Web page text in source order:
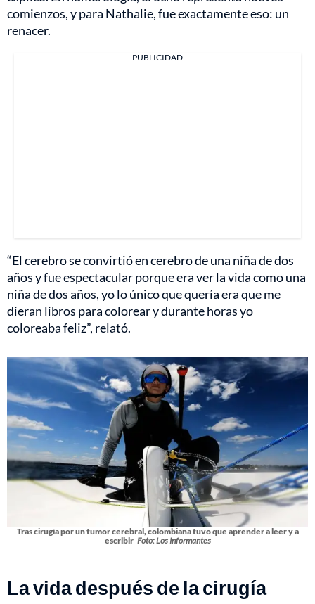
comienzos, y para Nathalie, fue exactamente eso: un
renacer.
PUBLICIDAD
“El cerebro se convirtió en cerebro de una niña de dos
años y fue espectacular porque era ver la vida como una
niña de dos años, yo lo único que quería era que me
dieran libros para colorear y durante horas yo
coloreaba feliz”, relató.
Tras cirugía por un tumor cerebral, colombiana tuvo que aprender a leer y a
escribir Foto: Los Informantes
La vida después de la cirugía